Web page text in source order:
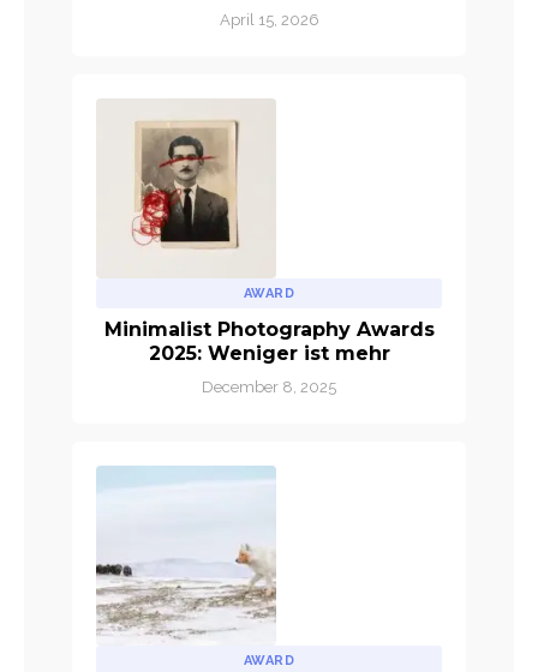
April 15, 2026
AWARD
Minimalist Photography Awards
2025: Weniger ist mehr
December 8, 2025
AWARD